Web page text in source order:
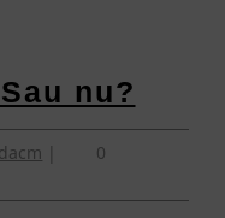
nu?
nu?
bardacm
0